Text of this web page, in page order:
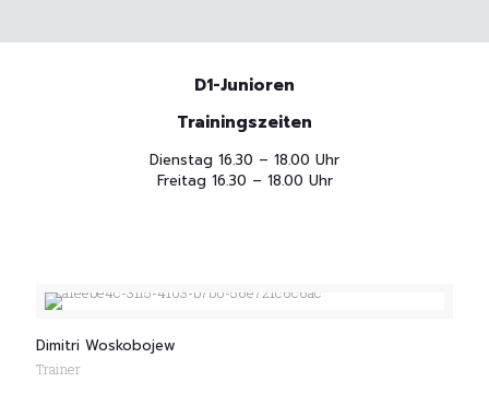
D1-Junioren
Trainingszeiten
Dienstag 16.30 – 18.00 Uhr
Freitag 16.30 – 18.00 Uhr
Dimitri Woskobojew
Trainer